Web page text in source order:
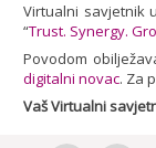
Virtualni savjetnik
“Trust. Synergy.
Povodom
digitalni novac. Za
Vaš Virtualni